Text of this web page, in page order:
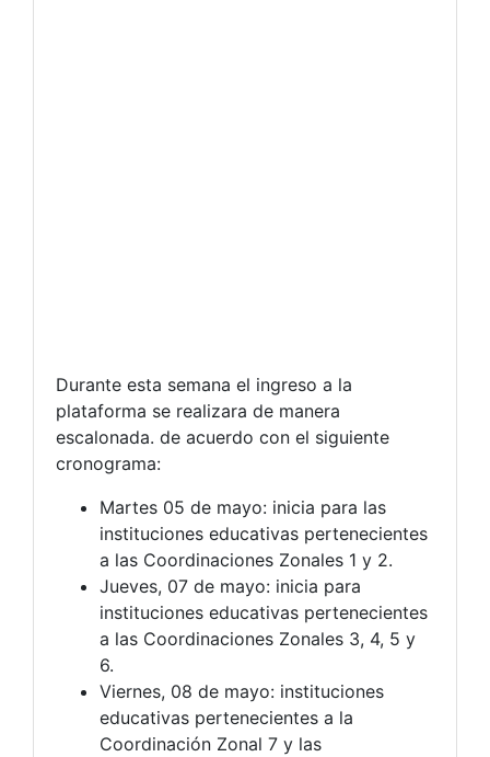
Durante esta semana el ingreso a la
plataforma se realizara de manera
escalonada. de acuerdo con el siguiente
cronograma:
Martes 05 de mayo: inicia para las
instituciones educativas pertenecientes
a las Coordinaciones Zonales 1 y 2.
Jueves, 07 de mayo: inicia para
instituciones educativas pertenecientes
a las Coordinaciones Zonales 3, 4, 5 y
6.
Viernes, 08 de mayo: instituciones
educativas pertenecientes a la
Coordinación Zonal 7 y las